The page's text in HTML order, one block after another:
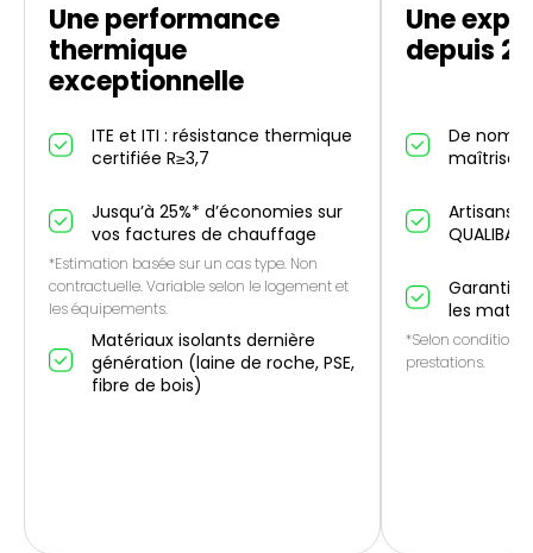
Une performance
thermique
exceptionnelle
ITE et ITI : résistance thermique
certifiée R≥3,7
Jusqu’à 25%* d’économies sur
vos factures de chauffage
*Estimation basée sur un cas type. Non
contractuelle. Variable selon le logement et
les équipements.
Matériaux isolants dernière
génération (laine de roche, PSE,
fibre de bois)
Une
depuis
De
maîtrise
Artisans
QUALIBAT
Garantie
les
*Selon conditions
prestations.